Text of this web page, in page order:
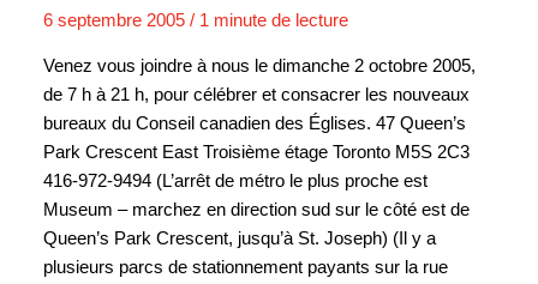
6 septembre 2005 / 1 minute de lecture
Venez vous joindre à nous le dimanche 2 octobre 2005,
de 7 h à 21 h, pour célébrer et consacrer les nouveaux
bureaux du Conseil canadien des Églises. 47 Queen’s
Park Crescent East Troisième étage Toronto M5S 2C3
416-972-9494 (L’arrêt de métro le plus proche est
Museum – marchez en direction sud sur le côté est de
Queen’s Park Crescent, jusqu’à St. Joseph) (Il y a
plusieurs parcs de stationnement payants sur la rue